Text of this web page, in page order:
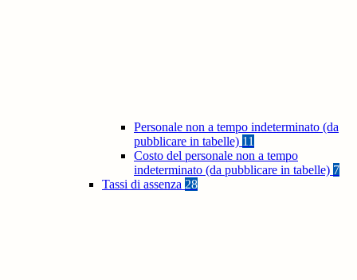
Personale non a tempo indeterminato (da
pubblicare in tabelle) 11
Costo del personale non a tempo
indeterminato (da pubblicare in tabelle) 7
Tassi di assenza 28